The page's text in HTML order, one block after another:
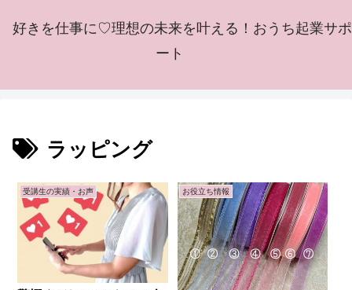
好きを仕事に♡理想の未来を叶える！おうち起業サポ
ート
ラッピング
受講生の実績・お声 お役立ち情報